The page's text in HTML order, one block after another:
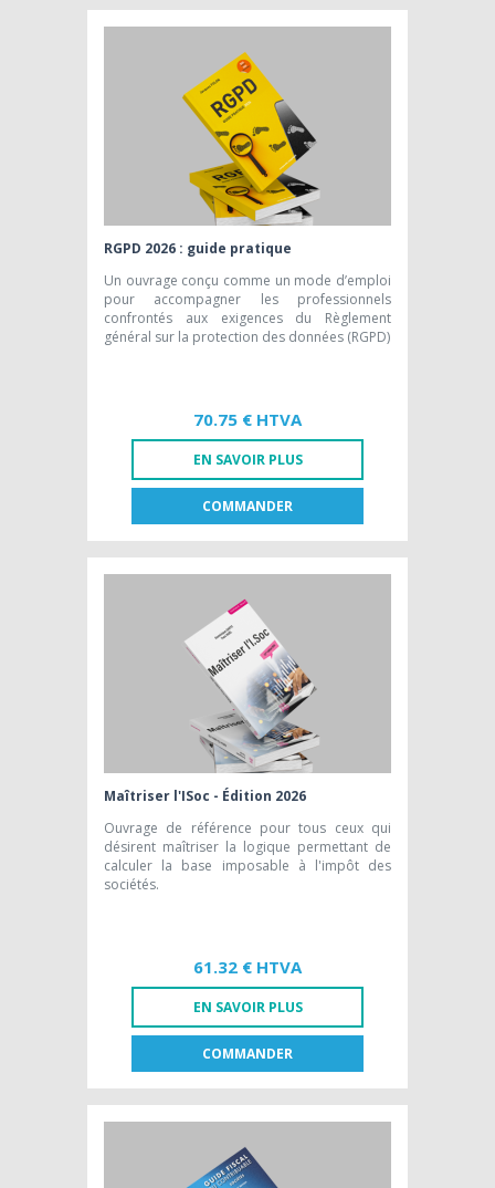
RGPD 2026 : guide pratique
Un ouvrage conçu comme un mode d’emploi
pour accompagner les professionnels
confrontés aux exigences du Règlement
général sur la protection des données (RGPD)
70.75 € HTVA
EN SAVOIR PLUS
COMMANDER
NL
Maîtriser l'ISoc - Édition 2026
Ouvrage de référence pour tous ceux qui
désirent maîtriser la logique permettant de
calculer la base imposable à l'impôt des
sociétés.
61.32 € HTVA
EN SAVOIR PLUS
COMMANDER
NL